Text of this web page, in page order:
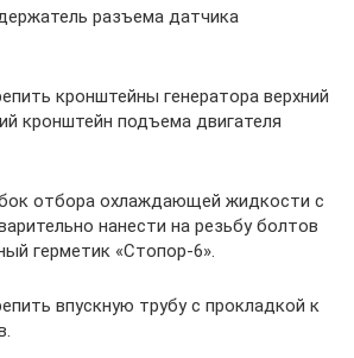
разъема датчика
кронштейны генератора верхний
кронштейн подъема двигателя
отбора охлаждающей жидкости с
нанести на резьбу болтов
герметик «Стопор-6».
впускную трубу с прокладкой к